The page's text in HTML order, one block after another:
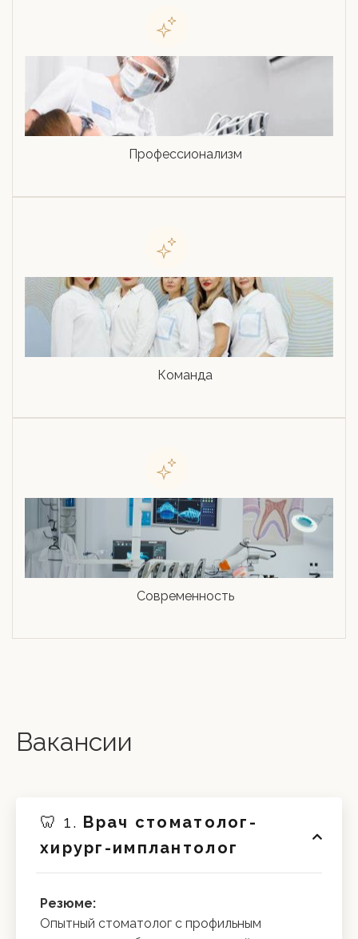
Профессионализм
Команда
Современность
Вакансии
🦷 1. Врач стоматолог-
хирург-имплантолог
Резюме:
Опытный стоматолог с профильным